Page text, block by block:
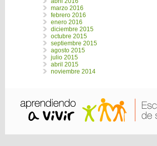
marzo 2016
febrero 2016
enero 2016
diciembre 2015
octubre 2015
septiembre 2015
agosto 2015
julio 2015
abril 2015
noviembre 2014